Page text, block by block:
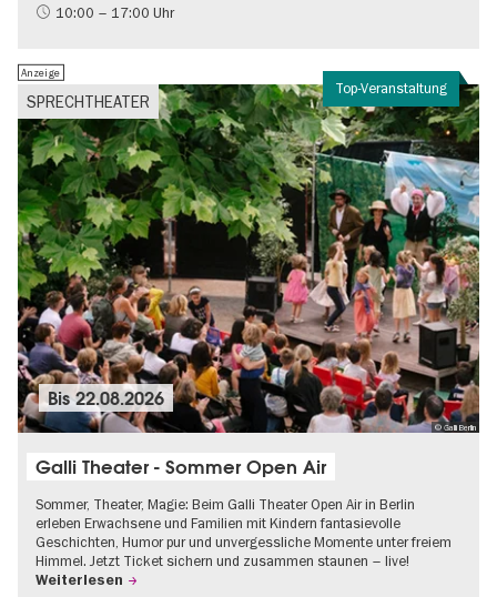
Gratis
10:00 – 17:00 Uhr
Top-Veranstaltung
SPRECHTHEATER
Anzeige
© Galli Berlin
Bis22.08.2026
Galli Theater - Sommer Open Air
Sommer, Theater, Magie: Beim Galli Theater Open Air in Berlin
erleben Erwachsene und Familien mit Kindern fantasievolle
Geschichten, Humor pur und unvergessliche Momente unter freiem
Himmel. Jetzt Ticket sichern und zusammen staunen – live!
Weiterlesen